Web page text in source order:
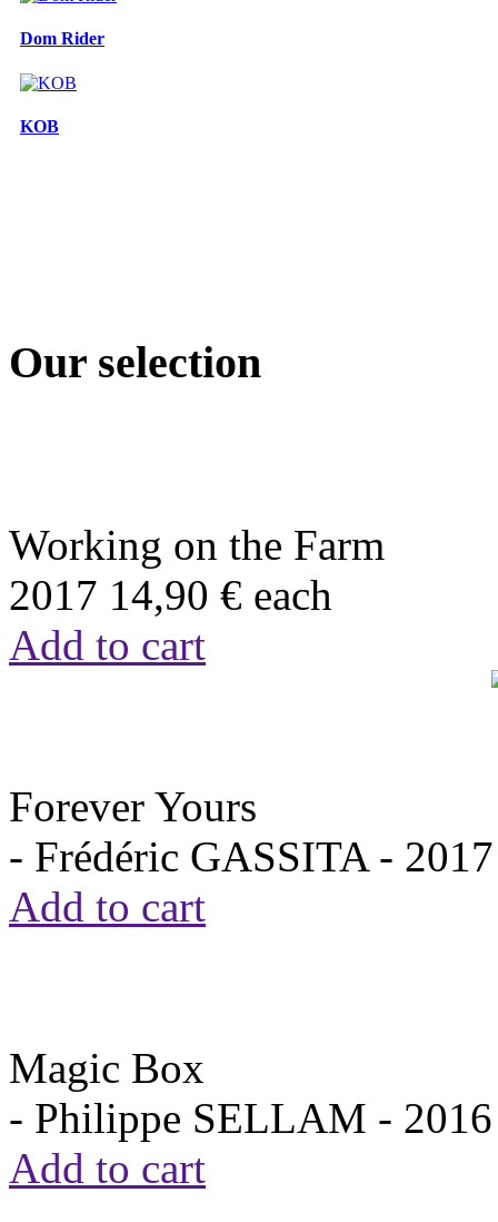
Dom Rider
KOB
Our selection
Working on the Farm
2017 14,90 € each
Add to cart
Forever Yours
- Frédéric GASSITA - 2017
Add to cart
Magic Box
- Philippe SELLAM - 2016
Add to cart